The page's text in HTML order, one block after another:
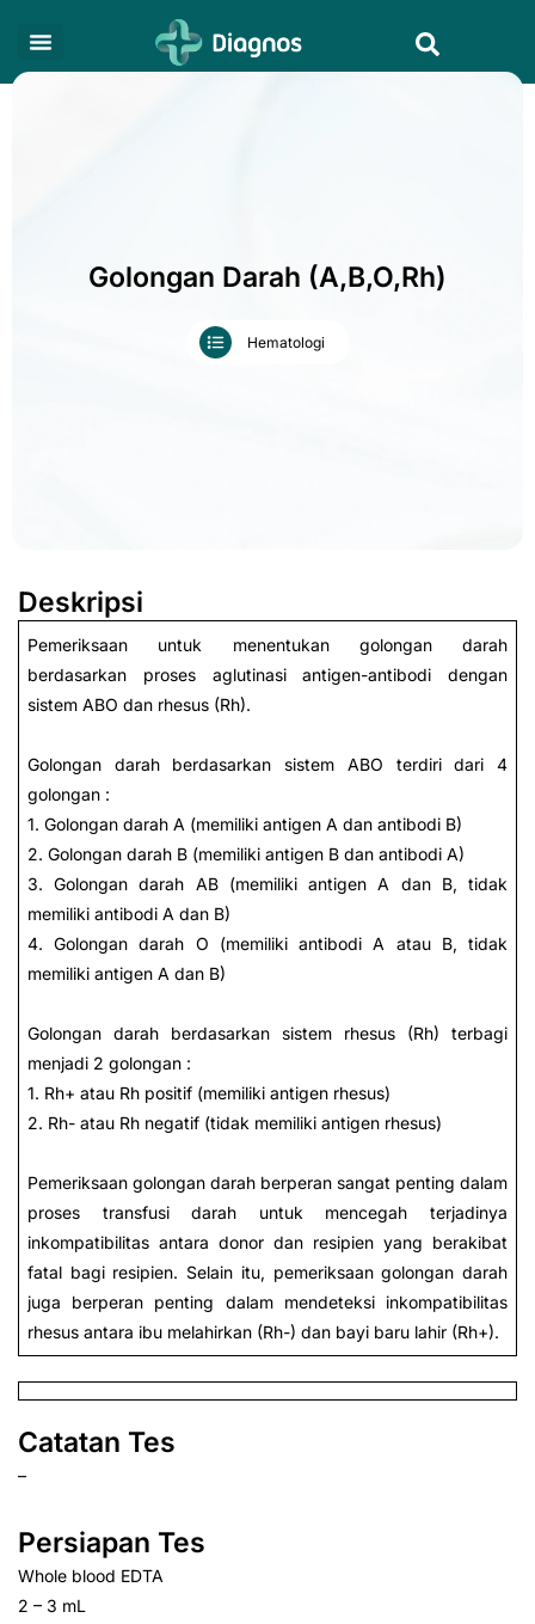
content
Golongan Darah (A,B,O,Rh)
Hematologi
Deskripsi
Pemeriksaan untuk menentukan golongan darah
berdasarkan proses aglutinasi antigen-antibodi dengan
sistem ABO dan rhesus (Rh).
Golongan darah berdasarkan sistem ABO terdiri dari 4
golongan :
1. Golongan darah A (memiliki antigen A dan antibodi B)
2. Golongan darah B (memiliki antigen B dan antibodi A)
3. Golongan darah AB (memiliki antigen A dan B, tidak
memiliki antibodi A dan B)
4. Golongan darah O (memiliki antibodi A atau B, tidak
memiliki antigen A dan B)
Golongan darah berdasarkan sistem rhesus (Rh) terbagi
menjadi 2 golongan :
1. Rh+ atau Rh positif (memiliki antigen rhesus)
2. Rh- atau Rh negatif (tidak memiliki antigen rhesus)
Pemeriksaan golongan darah berperan sangat penting dalam
proses transfusi darah untuk mencegah terjadinya
inkompatibilitas antara donor dan resipien yang berakibat
fatal bagi resipien. Selain itu, pemeriksaan golongan darah
juga berperan penting dalam mendeteksi inkompatibilitas
rhesus antara ibu melahirkan (Rh-) dan bayi baru lahir (Rh+).
Catatan Tes
–
Persiapan Tes
Whole blood EDTA
2 – 3 mL